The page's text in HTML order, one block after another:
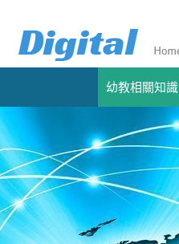
幼教相關知識